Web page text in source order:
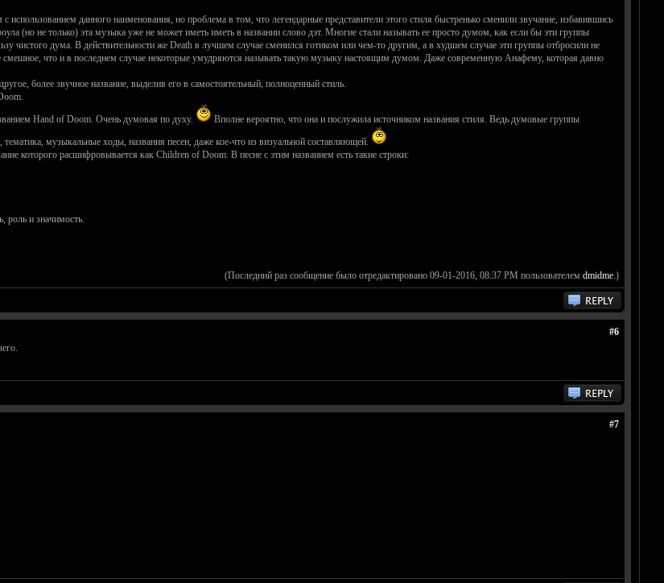
данного наименования, но проблема в том, что легендарные представители этого стиля быстренько сменили звучание, избавившись
(но не только) эта музыка уже не может иметь иметь в названии слово дэт. Многие стали называть ее просто думом, как если бы эти группы
чистого дума. В действительности же Death в лучшем случае сменился готиком или чем-то другим, а в худшем случае эти группы отбросили не
что и в последнем случае некоторые умудряются называть такую музыку настоящим думом. Даже современную Анафему, которая давно
более звучное название, выделив его в самостоятельный, полноценный стиль.
Hand of Doom. Очень думовая по духу.
Вполне вероятно, что она и послужила источником названия стиля. Ведь думовые группы
музыкальные ходы, названия песен, даже кое-что из визуальной составляющей.
которого расшифровывается как Children of Doom. В песне с этим названием есть такие строки:
роль и значимость.
(Последний раз сообщение было отредактировано 09-01-2016, 08:37 PM пользователем dmidme.)
#6
#7